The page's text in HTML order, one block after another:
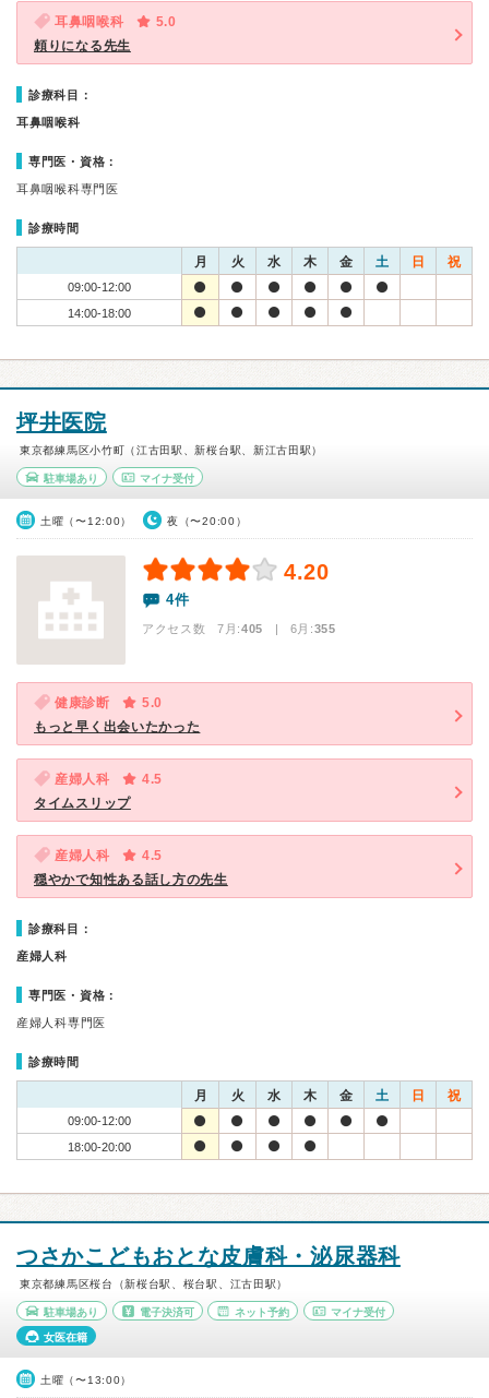
耳鼻咽喉科
5.0
頼りになる先生
診療科目：
耳鼻咽喉科
専門医・資格：
耳鼻咽喉科専門医
診療時間
月 火 水 木 金 土 日 祝
09:00-12:00
14:00-18:00
坪井医院
東京都練馬区小竹町（江古田駅、新桜台駅、新江古田駅）
駐車場あり マイナ受付
土曜（〜12:00） 夜（〜20:00）
4.20
4件
アクセス数 7月:405 | 6月:355
健康診断
5.0
もっと早く出会いたかった
産婦人科
4.5
タイムスリップ
産婦人科
4.5
穏やかで知性ある話し方の先生
診療科目：
産婦人科
専門医・資格：
産婦人科専門医
診療時間
月 火 水 木 金 土 日 祝
09:00-12:00
18:00-20:00
つさかこどもおとな皮膚科・泌尿器科
東京都練馬区桜台（新桜台駅、桜台駅、江古田駅）
駐車場あり 電子決済可 ネット予約 マイナ受付
女医在籍
土曜（〜13:00）